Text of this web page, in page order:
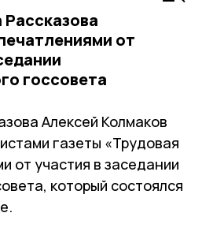
Рассказова
от
госсовета
Алексей Колмаков
газеты «Трудовая
от участия в заседании
который состоялся